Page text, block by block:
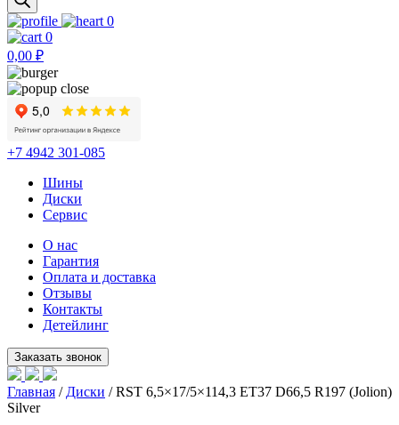
0
0
0,00 ₽
+7 4942 301-085
Шины
Диски
Сервис
О нас
Гарантия
Оплата и доставка
Отзывы
Контакты
Детейлинг
Главная / Диски / RST 6,5×17/5×114,3 ET37 D66,5 R197 (Jolion)
Silver